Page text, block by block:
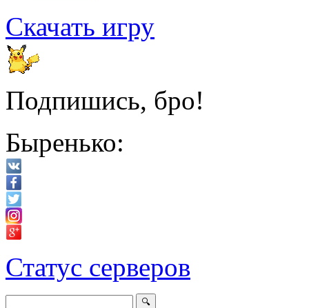
Скачать игру
Подпишись, бро!
Быренько:
Статус серверов